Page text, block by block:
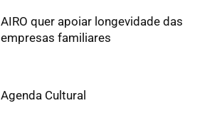
AIRO quer apoiar longevidade das
empresas familiares
Agenda Cultural